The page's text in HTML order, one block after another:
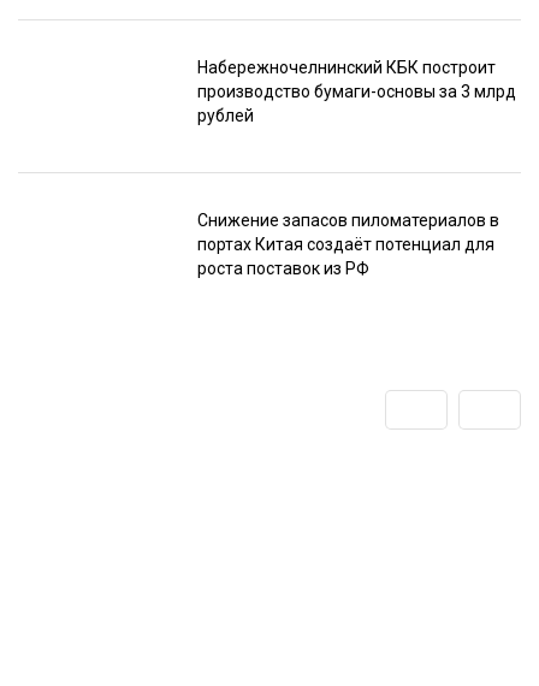
Набережночелнинский КБК построит
производство бумаги-основы за 3 млрд
рублей
Снижение запасов пиломатериалов в
портах Китая создаёт потенциал для
роста поставок из РФ